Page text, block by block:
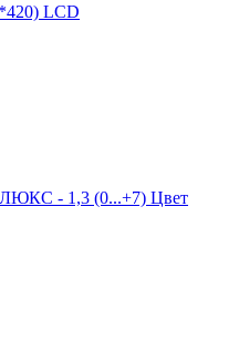
LCD
- 1,3 (0...+7) Цвет